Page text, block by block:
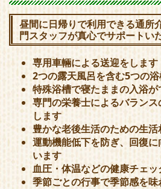
昼間に日帰りで利用できる通所
門スタッフが真心でサポートい
専用車輛による送迎をします
2つの露天風呂を含む5つの
特殊浴槽で寝たままの入浴が
専門の栄養士によるバラン
します
豊かな老後生活のための生
運動機能低下を防ぎ、回復
います
血圧・体温などの健康チェ
季節ごとの行事で季節感を味